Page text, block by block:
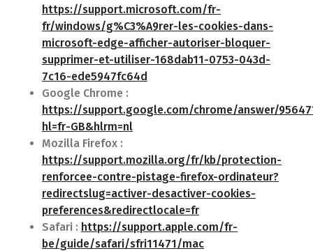
https://support.microsoft.com/fr-
fr/windows/g%C3%A9rer-les-cookies-dans-
microsoft-edge-afficher-autoriser-bloquer-
supprimer-et-utiliser-168dab11-0753-043d-
7c16-ede5947fc64d
Google Chrome :
https://support.google.com/chrome/answer/
hl=fr-GB&hlrm=nl
Mozilla Firefox :
https://support.mozilla.org/fr/kb/protection-
renforcee-contre-pistage-firefox-ordinateur?
redirectslug=activer-desactiver-cookies-
preferences&redirectlocale=fr
Safari : https://support.apple.com/fr-
be/guide/safari/sfri11471/mac